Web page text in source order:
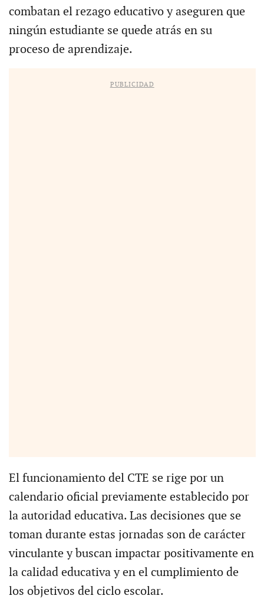
combatan el rezago educativo y aseguren que
ningún estudiante se quede atrás en su
proceso de aprendizaje.
PUBLICIDAD
El funcionamiento del CTE se rige por un
calendario oficial previamente establecido por
la autoridad educativa. Las decisiones que se
toman durante estas jornadas son de carácter
vinculante y buscan impactar positivamente en
la calidad educativa y en el cumplimiento de
los objetivos del ciclo escolar.